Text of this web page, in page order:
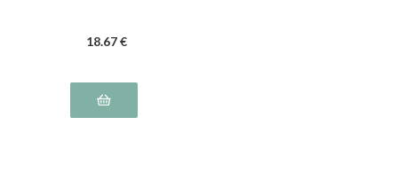
18.67 €